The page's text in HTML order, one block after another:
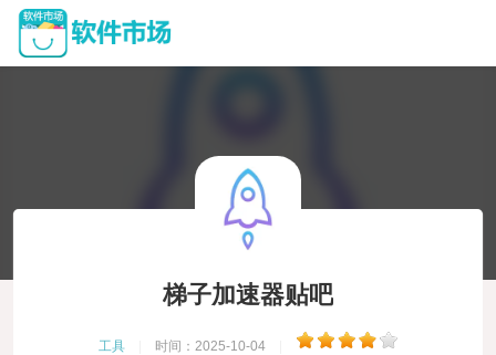
梯子加速器贴吧
工具 时间：2025-10-04